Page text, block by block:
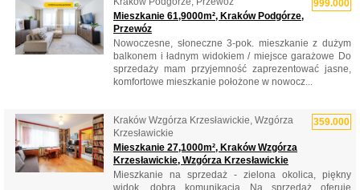
999.000
Mieszkanie 61,9000m², Kraków Podgórze,
Przewóz
Nowoczesne, słoneczne 3-pok. mieszkanie z dużym
balkonem i ładnym widokiem / miejsce garażowe Do
sprzedaży mam przyjemność zaprezentować jasne,
komfortowe mieszkanie położone w nowocz...
359.000
Kraków Wzgórza Krzesławickie, Wzgórza
Krzesławickie
Mieszkanie 27,1000m², Kraków Wzgórza
Krzesławickie, Wzgórza Krzesławickie
Mieszkanie na sprzedaż - zielona okolica, piękny
widok, dobra komunikacja Na sprzedaż oferuję